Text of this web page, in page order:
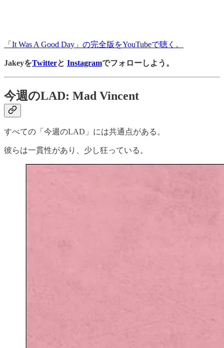
「It Was A Good Day」の完全版をYouTubeで聴く。
JakeyをTwitterと Instagramでフォローしよう。
今週のLAD: Mad Vincent
すべての「今週のLAD」には共通点がある。
彼らは一貫性があり、少し狂っている。